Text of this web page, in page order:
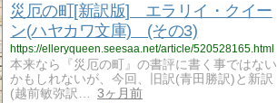
災厄の町[新訳版] エラリイ・クイー
ン(ハヤカワ文庫) (その3)
https://elleryqueen.seesaa.net/article/520528165.html
本来なら『災厄の町』の書評に書く事ではない
かもしれないが、今回、旧訳(青田勝訳)と新訳
(越前敏弥訳…
3ヶ月前